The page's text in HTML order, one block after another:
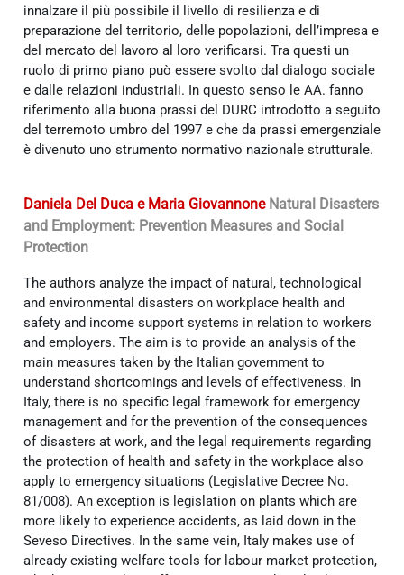
innalzare il più possibile il livello di resilienza e di
preparazione del territorio, delle popolazioni, dell’impresa e
del mercato del lavoro al loro verificarsi. Tra questi un
ruolo di primo piano può essere svolto dal dialogo sociale
e dalle relazioni industriali. In questo senso le AA. fanno
riferimento alla buona prassi del DURC introdotto a seguito
del terremoto umbro del 1997 e che da prassi emergenziale
è divenuto uno strumento normativo nazionale strutturale.
Daniela Del Duca e Maria GiovannoneNatural Disasters
and Employment: Prevention Measures and Social
Protection
The authors analyze the impact of natural, technological
and environmental disasters on workplace health and
safety and income support systems in relation to workers
and employers. The aim is to provide an analysis of the
main measures taken by the Italian government to
understand shortcomings and levels of effectiveness. In
Italy, there is no specific legal framework for emergency
management and for the prevention of the consequences
of disasters at work, and the legal requirements regarding
the protection of health and safety in the workplace also
apply to emergency situations (Legislative Decree No.
81/008). An exception is legislation on plants which are
more likely to experience accidents, as laid down in the
Seveso Directives. In the same vein, Italy makes use of
already existing welfare tools for labour market protection,